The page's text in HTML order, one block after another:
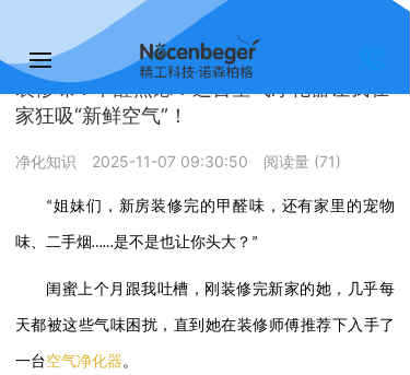
您的位置： 首页 >>净化知识
装修味？甲醛焦虑？这台空气净化器让我在
家狂吸“新鲜空气”！
净化知识 2025-11-07 09:30:50 阅读量 (71)
“姐妹们，新房装修完的甲醛味，还有家里的宠物
味、二手烟……是不是也让你头大？”
闺蜜上个月跟我吐槽，刚装修完新家的她，几乎每
天都被这些气味困扰，直到她在装修师傅推荐下入手了
一台空气净化器。